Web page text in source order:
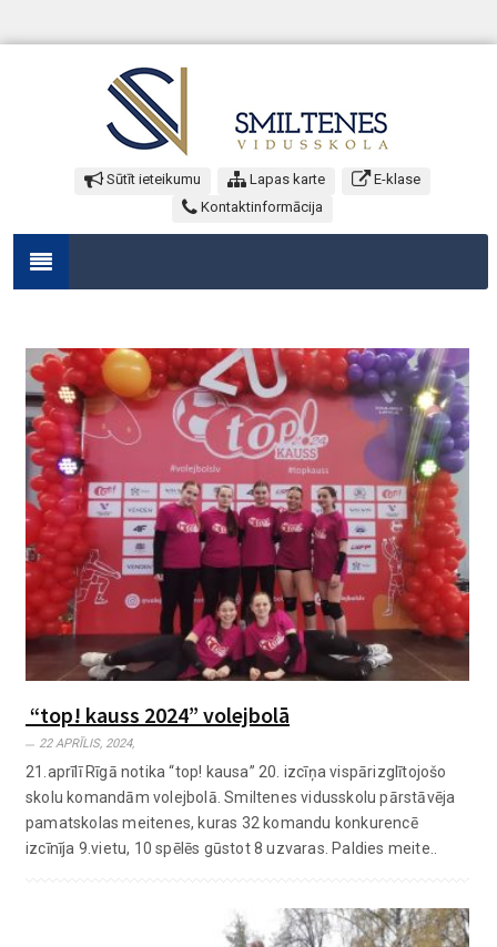
Sūtīt ieteikumu Lapas karte
E-klase
Kontaktinformācija
“top! kauss 2024” volejbolā
22 APRĪLIS, 2024,
21.aprīlī Rīgā notika “top! kausa” 20. izcīņa vispārizglītojošo
skolu komandām volejbolā. Smiltenes vidusskolu pārstāvēja
pamatskolas meitenes, kuras 32 komandu konkurencē
izcīnīja 9.vietu, 10 spēlēs gūstot 8 uzvaras. Paldies meite..